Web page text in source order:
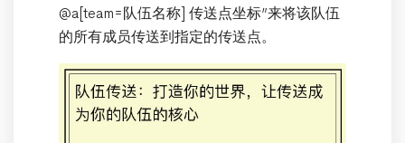
@a[team=队伍名称] 传送点坐标”来将该队伍
的所有成员传送到指定的传送点。